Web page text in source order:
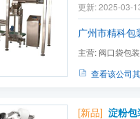
更新: 2025-03-
广州市精科包
主营: 阀口袋包
查看该公司
[新品] 淀粉